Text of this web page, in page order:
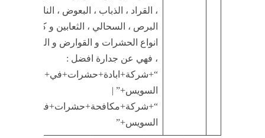
، القراد ، الذباب ، البعوض ، الناموس ،
البرص ، السحالي ، الثعابين و كافة
انواع الحشرات و القوارض و الزواحف
، فهي عن جدارة افضل :
“+شركة+ابادة+حشرات+في+جسر
السويس+” |
“+شركة+مكافحة+حشرات+في+جسر
السويس+”